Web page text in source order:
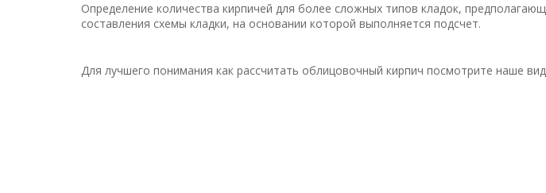
Определение количества кирпичей для более сложных типов кладок,
составления схемы кладки, на основании которой выполняется подсчет.
Для лучшего понимания как рассчитать облицовочный кирпич посмотрите наше